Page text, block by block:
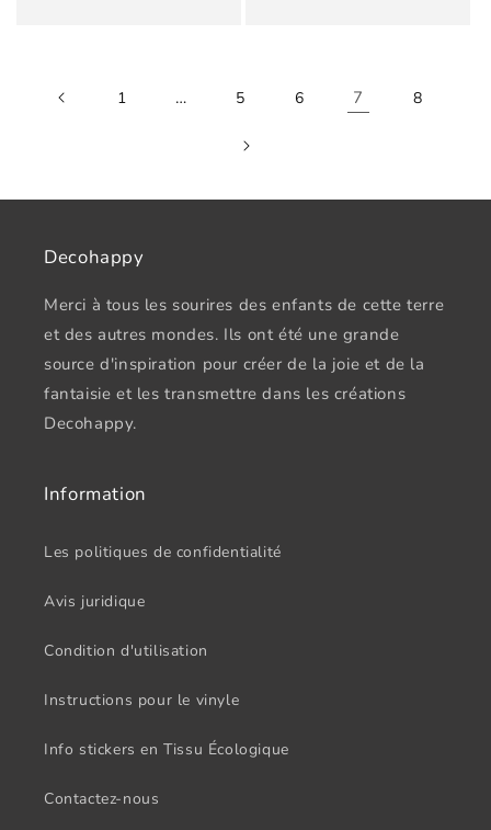
1 … 5 6 7 8
Decohappy
Merci à tous les sourires des enfants de cette terre
et des autres mondes. Ils ont été une grande
source d'inspiration pour créer de la joie et de la
fantaisie et les transmettre dans les créations
Decohappy.
Information
Les politiques de confidentialité
Avis juridique
Condition d'utilisation
Instructions pour le vinyle
Info stickers en Tissu Écologique
Contactez-nous